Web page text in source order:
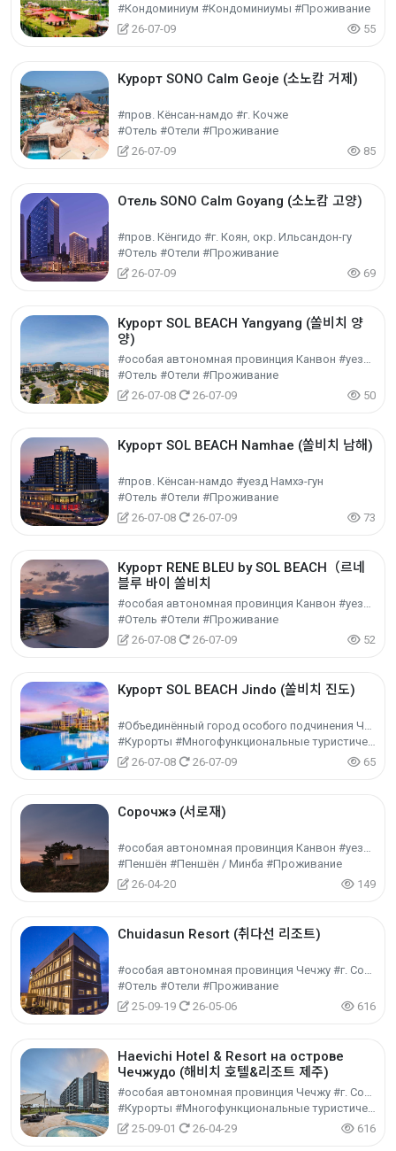
#Кондоминиум #Кондоминиумы #Проживание
26-07-09
55
Курорт SONO Calm Geoje (소노캄 거제)
#пров. Кёнсан-намдо #г. Кочже
#Отель #Отели #Проживание
26-07-09
85
Отель SONO Calm Goyang (소노캄 고양)
#пров. Кёнгидо #г. Коян, окр. Ильсандон-гу
#Отель #Отели #Проживание
26-07-09
69
Курорт SOL BEACH Yangyang (쏠비치 양
양)
#особая автономная провинция Канвон #уезд Янъян-гун
#Отель #Отели #Проживание
26-07-08
26-07-09 50
Курорт SOL BEACH Namhae (쏠비치 남해)
#пров. Кёнсан-намдо #уезд Намхэ-гун
#Отель #Отели #Проживание
26-07-08
26-07-09 73
Курорт RENE BLEU by SOL BEACH（르네
블루 바이 쏠비치
#особая автономная провинция Канвон #уезд Инчже-гун
#Отель #Отели #Проживание
26-07-08
26-07-09 52
Курорт SOL BEACH Jindo (쏠비치 진도)
#Объединённый город особого подчинения Чоннам-Кванчжу #уезд Чиндо-гун
#Курорты #Многофункциональные туристические объекты #Культурный туризм
26-07-08
26-07-09 65
Сорочжэ (서로재)
#особая автономная провинция Канвон #уезд Инчже-гун
#Пеншён #Пеншён / Минба #Проживание
26-04-20
149
Chuidasun Resort (취다선 리조트)
#особая автономная провинция Чечжу #г. Согвипхо
#Отель #Отели #Проживание
25-09-19
26-05-06 616
Haevichi Hotel & Resort на острове
Чечжудо (해비치 호텔&리조트 제주)
#особая автономная провинция Чечжу #г. Согвипхо
#Курорты #Многофункциональные туристические объекты #Культурный туризм
25-09-01
26-04-29 616